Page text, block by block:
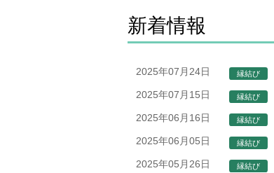
新着情報
2025年07月24日 縁結び
2025年07月15日
縁結び
2025年06月16日
縁結び
2025年06月05日
縁結び
2025年05月26日
縁結び